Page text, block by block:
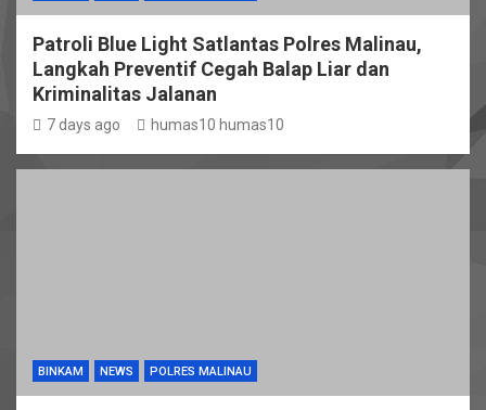
Patroli Blue Light Satlantas Polres Malinau,
Langkah Preventif Cegah Balap Liar dan
Kriminalitas Jalanan
7 days ago humas10 humas10
BINKAM NEWS POLRES MALINAU